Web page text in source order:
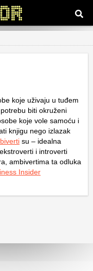
koje uživaju u tuđem
biti okruženi
koje vole samoću i
knjigu nego izlazak
su – idealna
i introverti
ambivertima ta odluka
Insider